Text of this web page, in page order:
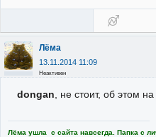
Лёма
13.11.2014 11:09
Неактивен
dongan , не стоит, об этом
Лёма ушла с сайта навсегда. Папка с